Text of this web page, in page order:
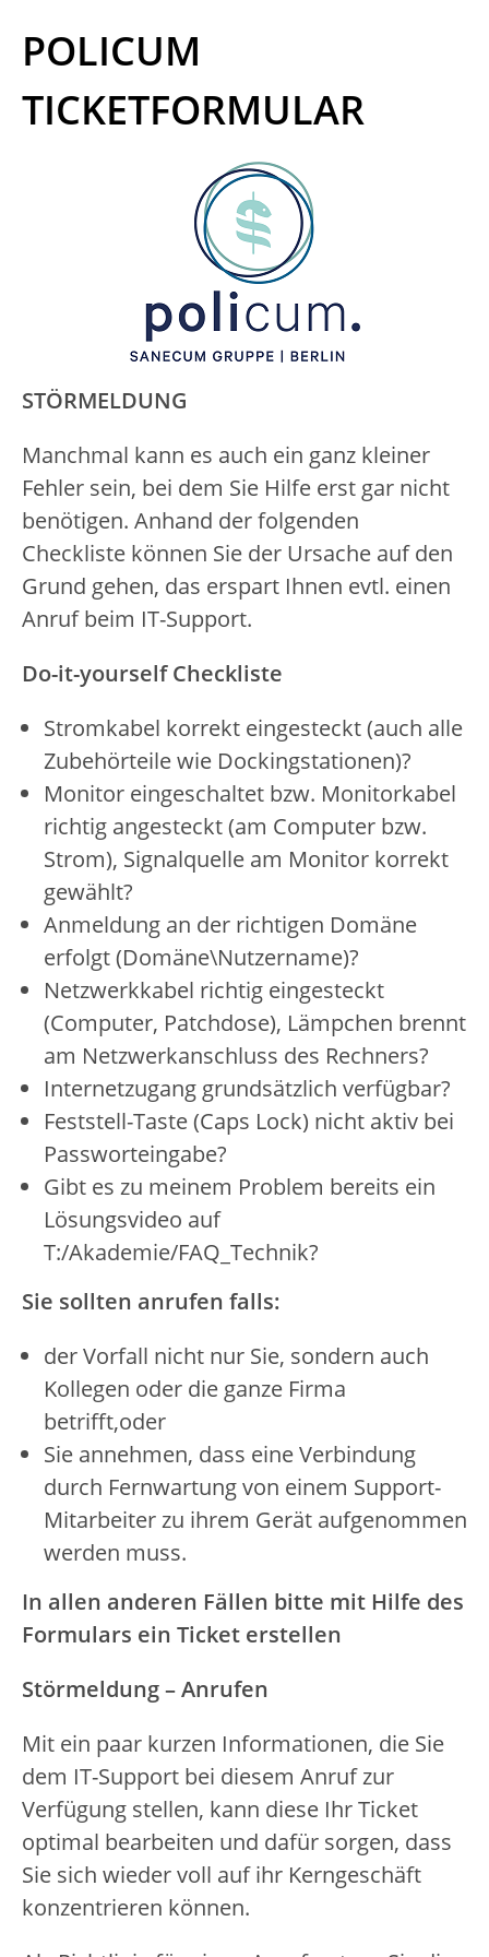
Inhalt
springen
POLICUM
TICKETFORMULAR
STÖRMELDUNG
Manchmal kann es auch ein ganz kleiner
Fehler sein, bei dem Sie Hilfe erst gar nicht
benötigen. Anhand der folgenden
Checkliste können Sie der Ursache auf den
Grund gehen, das erspart Ihnen evtl. einen
Anruf beim IT-Support.
Do-it-yourself Checkliste
Stromkabel korrekt eingesteckt (auch alle
Zubehörteile wie Dockingstationen)?
Monitor eingeschaltet bzw. Monitorkabel
richtig angesteckt (am Computer bzw.
Strom), Signalquelle am Monitor korrekt
gewählt?
Anmeldung an der richtigen Domäne
erfolgt (Domäne\Nutzername)?
Netzwerkkabel richtig eingesteckt
(Computer, Patchdose), Lämpchen brennt
am Netzwerkanschluss des Rechners?
Internetzugang grundsätzlich verfügbar?
Feststell-Taste (Caps Lock) nicht aktiv bei
Passworteingabe?
Gibt es zu meinem Problem bereits ein
Lösungsvideo auf
T:/Akademie/FAQ_Technik?
Sie sollten anrufen falls:
der Vorfall nicht nur Sie, sondern auch
Kollegen oder die ganze Firma
betrifft,oder
Sie annehmen, dass eine Verbindung
durch Fernwartung von einem Support-
Mitarbeiter zu ihrem Gerät aufgenommen
werden muss.
In allen anderen Fällen bitte mit Hilfe des
Formulars ein Ticket erstellen
Störmeldung – Anrufen
Mit ein paar kurzen Informationen, die Sie
dem IT-Support bei diesem Anruf zur
Verfügung stellen, kann diese Ihr Ticket
optimal bearbeiten und dafür sorgen, dass
Sie sich wieder voll auf ihr Kerngeschäft
konzentrieren können.